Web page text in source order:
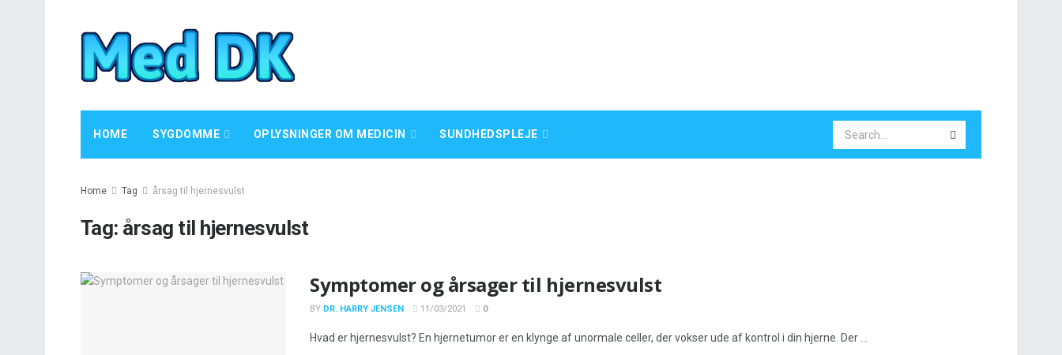
HOME SYGDOMME OPLYSNINGER OM MEDICIN SUNDHEDSPLEJE
Home Tag årsag til hjernesvulst
Tag: årsag til hjernesvulst
Symptomer og årsager til hjernesvulst
BY DR. HARRY JENSEN 11/03/2021 0
Hvad er hjernesvulst? En hjernetumor er en klynge af unormale celler, der vokser ude af kontrol i din hjerne. Der ...